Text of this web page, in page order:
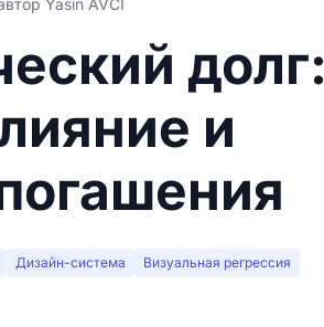
долг:
и
Дизайн-система Визуальная регрессия